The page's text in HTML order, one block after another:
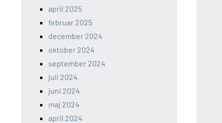
april 2025
februar 2025
december 2024
oktober 2024
september 2024
juli 2024
juni 2024
maj 2024
april 2024